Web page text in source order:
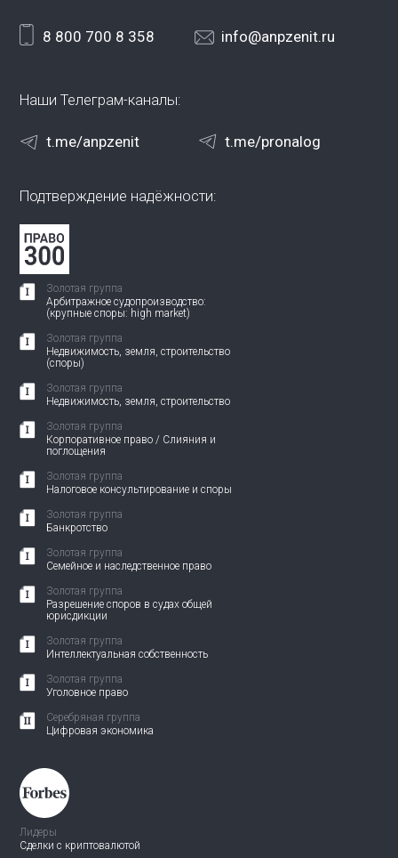
8 800 700 8 358 info@anpzenit.ru
Наши Телеграм-каналы:
t.me/anpzenit t.me/pronalog
Подтверждение надёжности:
Золотая группа
Арбитражное судопроизводство:
(крупные споры: high market)
Золотая группа
Недвижимость, земля, строительство
(споры)
Золотая группа
Недвижимость, земля, строительство
Золотая группа
Корпоративное право / Слияния и
поглощения
Золотая группа
Налоговое консультирование и споры
Золотая группа
Банкротство
Золотая группа
Семейное и наследственное право
Золотая группа
Разрешение споров в судах общей
юрисдикции
Золотая группа
Интеллектуальная собственность
Золотая группа
Уголовное право
Серебряная группа
Цифровая экономика
Лидеры
Сделки с криптовалютой